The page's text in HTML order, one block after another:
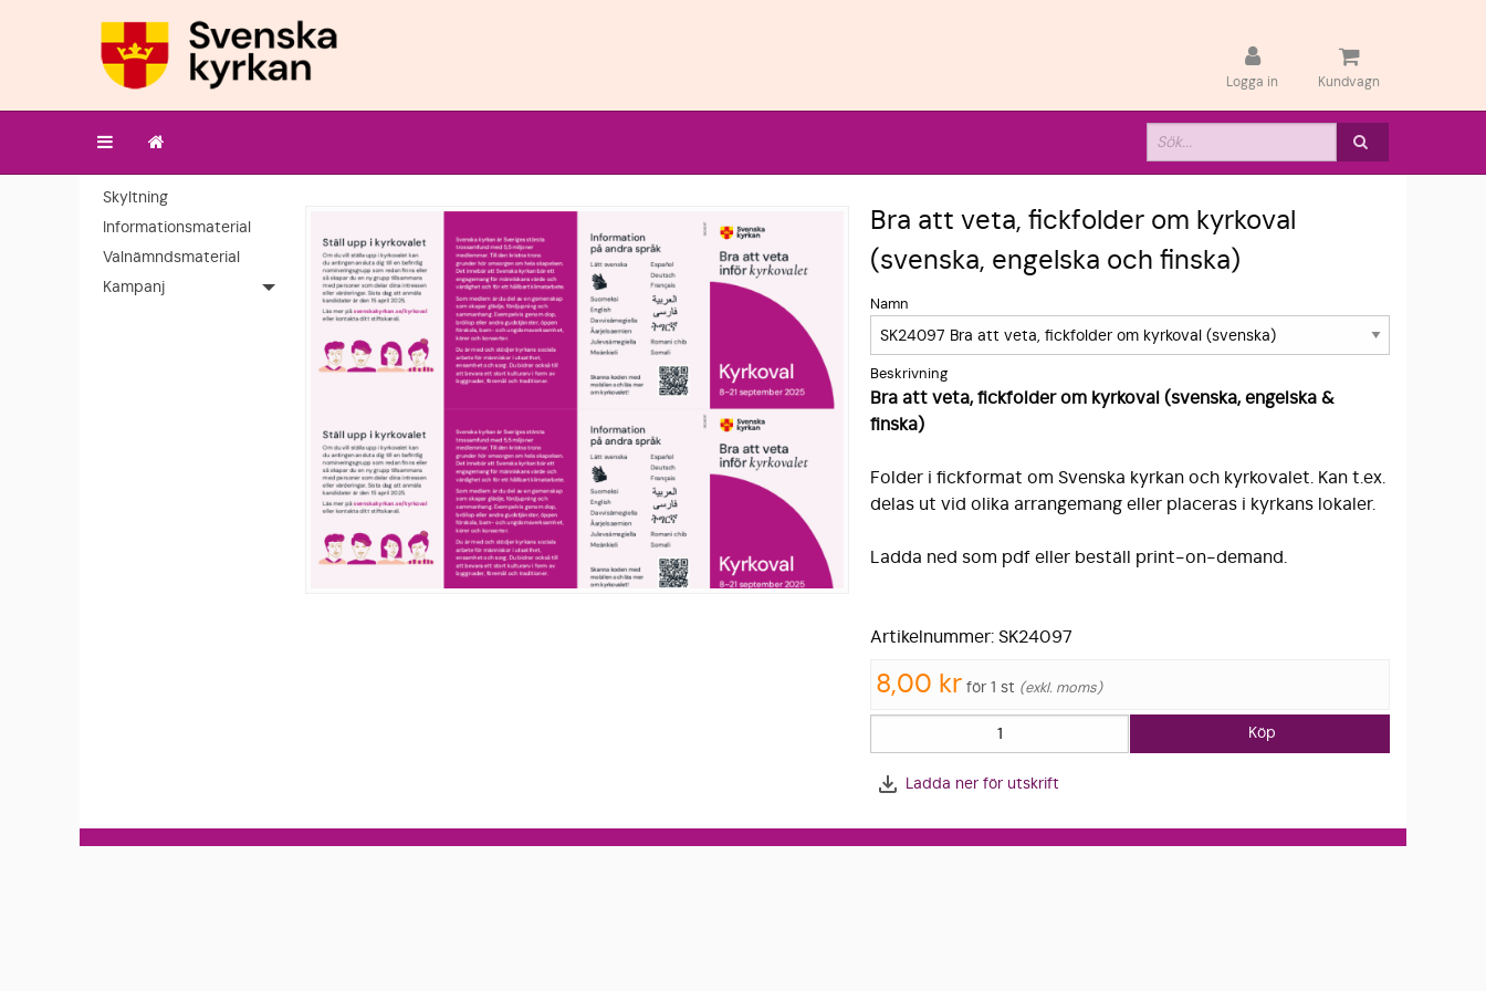
Logga in Kundvagn
Skyltning
Informationsmaterial
Valnämndsmaterial
Kampanj
Bra att veta, fickfolder om kyrkoval
(svenska, engelska och finska)
Namn
Beskrivning
Bra att veta, fickfolder om kyrkoval (svenska, engelska &
finska)
Folder i fickformat om Svenska kyrkan och kyrkovalet. Kan t.ex.
delas ut vid olika arrangemang eller placeras i kyrkans lokaler.
Ladda ned som pdf eller beställ print-on-demand.
Artikelnummer: SK24097
8,00 kr för 1 st exkl. moms
Köp
Ladda ner för utskrift